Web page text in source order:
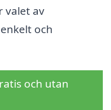
valet av
och
och utan